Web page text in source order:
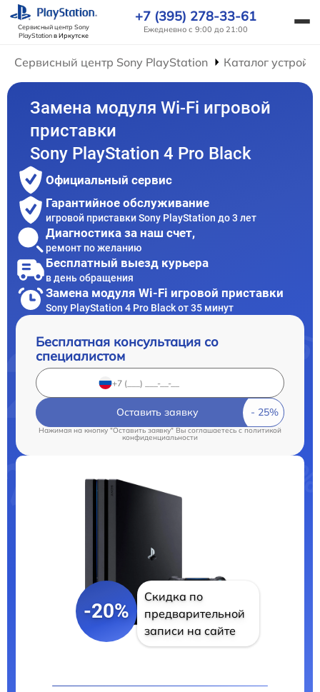
Сервисный центр Sony
PlayStationв Иркутске
+7 (395) 278-33-61
Ежедневно с 9:00 до 21:00
Сервисный центр Sony PlayStation Каталог
Замена модуля Wi-Fi игровой
приставки
Sony PlayStation 4 Pro Black
Официальный сервис
Гарантийное обслуживание
игровой приставки Sony PlayStation до 3 лет
Диагностика за наш счет,
ремонт по желанию
Бесплатный выезд курьера
в день обращения
Замена модуля Wi-Fi игровой приставки
Sony PlayStation 4 Pro Black от 35 минут
Бесплатная консультация со
специалистом
Оставить заявку
Нажимая на кнопку "Оставить заявку" Вы соглашаетесь cполитикой
конфиденциальности
-20%
Скидка по
предварительной
записи на сайте